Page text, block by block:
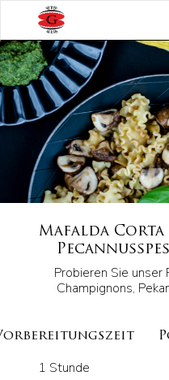
Mafalda Corta
Probieren Sie
Champignons,
1 Stunde